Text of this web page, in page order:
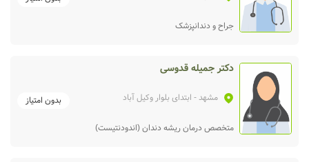
جراح و دندانپزشک
دکتر جمیله قدوسی
مشهد- ابتدای بلوار وکیل آباد بدون امتیاز
متخصص درمان ریشه دندان (اندودنتیست)